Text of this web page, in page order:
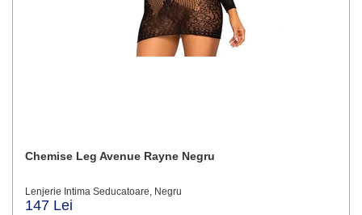
Chemise Leg Avenue Rayne Negru
Lenjerie Intima Seducatoare, Negru
147 Lei